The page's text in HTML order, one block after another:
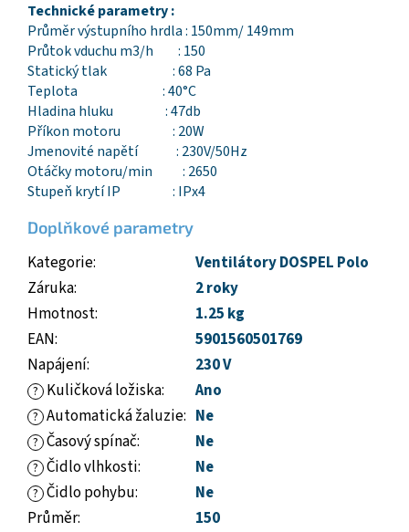
Technické parametry :
Průměr výstupního hrdla : 150mm/ 149mm
Průtok vduchu m3/h : 150
Statický tlak : 68 Pa
Teplota : 40°C
Hladina hluku : 47db
Příkon motoru : 20W
Jmenovité napětí : 230V/50Hz
Otáčky motoru/min : 2650
Stupeň krytí IP : IPx4
Doplňkové parametry
Kategorie:
Ventilátory DOSPEL Polo
Záruka:
2 roky
Hmotnost:
1.25 kg
EAN:
5901560501769
Napájení: 230 V
? Kuličková ložiska: Ano
? Automatická žaluzie: Ne
? Časový spínač: Ne
? Čidlo vlhkosti: Ne
? Čidlo pohybu:
Ne
Průměr:
150